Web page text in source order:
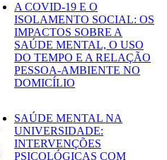
A COVID-19 E O
ISOLAMENTO SOCIAL: OS
IMPACTOS SOBRE A
SAÚDE MENTAL, O USO
DO TEMPO E A RELAÇÃO
PESSOA-AMBIENTE NO
DOMICÍLIO
SAÚDE MENTAL NA
UNIVERSIDADE:
INTERVENÇÕES
PSICOLÓGICAS COM